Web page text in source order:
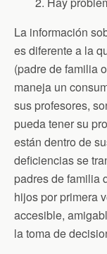
La información
es diferente a la
(padre de familia
maneja un
sus profesores,
pueda tener su
están dentro de
deficiencias se
padres de familia
hijos por primera
accesible,
la toma de